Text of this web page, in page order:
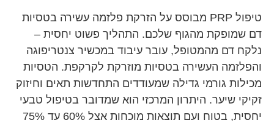
טיפול PRP מבוסס על הזרקת פלזמה עשירה בטסיות
דם שמופקת מהגוף שלכם. התהליך פשוט יחסית –
נלקח דם מהמטופל, עובר עיבוד במכשיר צנטריפוגה
והפלזמה העשירה בטסיות מוזרקת לקרקפת. הטסיות
מכילות גורמי גדילה שמעודדים התחדשות תאים וחיזוק
זקיקי שיער. היתרון המרכזי הוא שמדובר בטיפול טבעי
יחסית, בטוח ועם תוצאות מוכחות אצל 60% עד 75%